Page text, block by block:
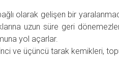
bağlı olarak gelişen bir
uzun süre geri
yol açarlar.
ve üçüncü tarak kemikleri,